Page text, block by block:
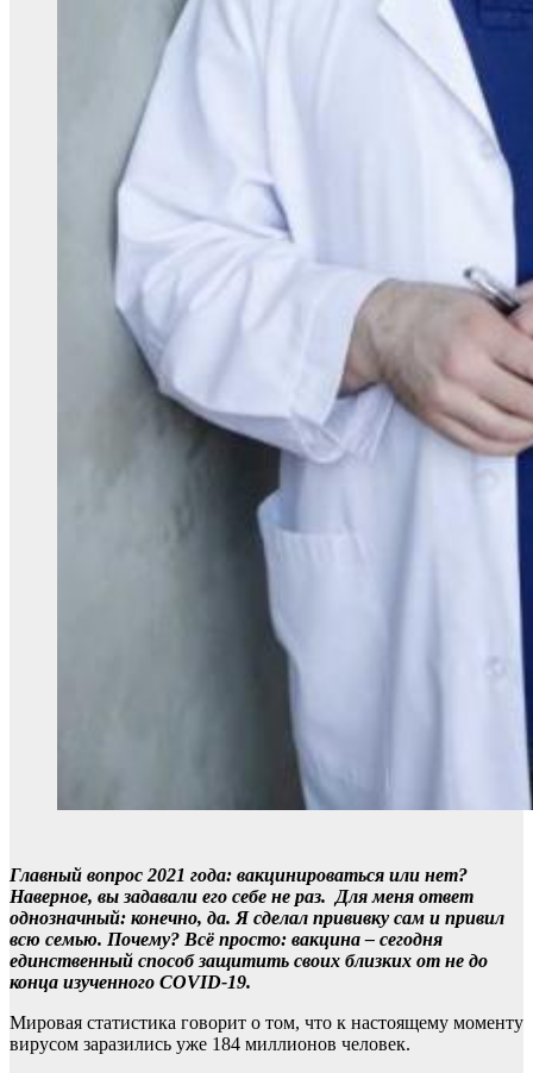
Главный вопрос 2021 года: вакцинироваться или нет?
Наверное, вы задавали его себе не раз. Для меня ответ
однозначный: конечно, да. Я сделал прививку сам и привил
всю семью. Почему? Всё просто: вакцина – сегодня
единственный способ защитить своих близких от не до
конца изученного COVID-19.
Мировая статистика говорит о том, что к настоящему моменту
вирусом заразились уже 184 миллионов человек.